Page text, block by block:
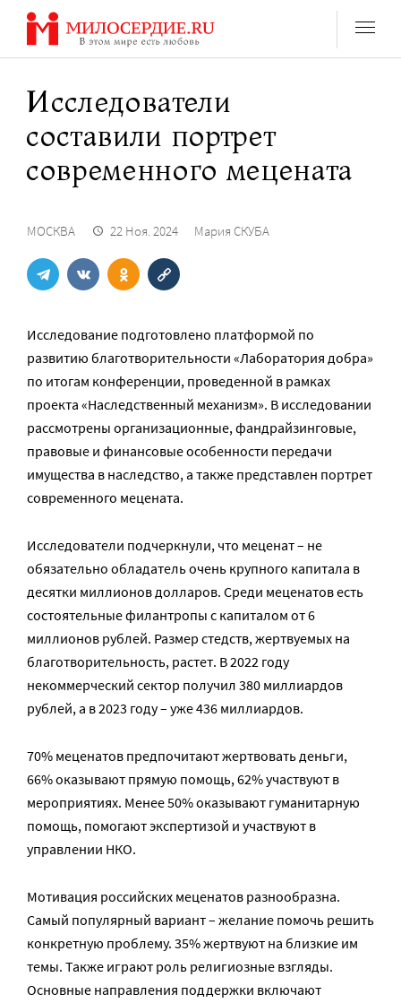
Перейти
содержанию
Исследователи
составили портрет
современного мецената
МОСКВА 22 Ноя. 2024 Мария СКУБА
Исследование подготовлено платформой по
развитию благотворительности «Лаборатория добра»
по итогам конференции, проведенной в рамках
проекта «Наследственный механизм». В исследовании
рассмотрены организационные, фандрайзинговые,
правовые и финансовые особенности передачи
имущества в наследство, а также представлен портрет
современного мецената.
Исследователи подчеркнули, что меценат – не
обязательно обладатель очень крупного капитала в
десятки миллионов долларов. Среди меценатов есть
состоятельные филантропы с капиталом от 6
миллионов рублей. Размер стедств, жертвуемых на
благотворительность, растет. В 2022 году
некоммерческий сектор получил 380 миллиардов
рублей, а в 2023 году – уже 436 миллиардов.
70% меценатов предпочитают жертвовать деньги,
66% оказывают прямую помощь, 62% участвуют в
мероприятиях. Менее 50% оказывают гуманитарную
помощь, помогают экспертизой и участвуют в
управлении НКО.
Мотивация российских меценатов разнообразна.
Самый популярный вариант – желание помочь решить
конкретную проблему. 35% жертвуют на близкие им
темы. Также играют роль религиозные взгляды.
Основные направления поддержки включают